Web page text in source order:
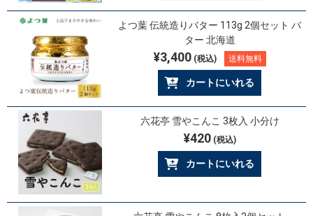
よつ葉 伝統造りバター 113g 2個セット バ
ター 北海道
¥3,400(税込) 送料無料
カートにいれる
六花亭 雪やこんこ 3枚入 小分け
¥420(税込)
カートにいれる